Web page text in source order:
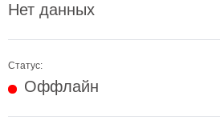
Нет данных
Статус:
Оффлайн